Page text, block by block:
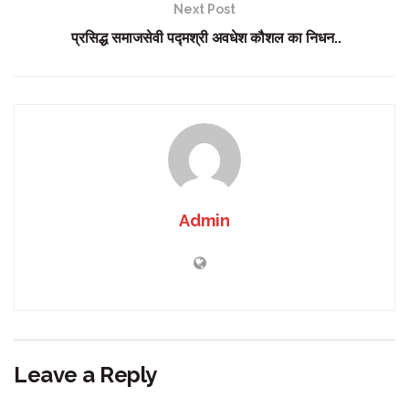
Next Post
प्रसिद्ध समाजसेवी पद्मश्री अवधेश कौशल का निधन..
Admin
Leave a Reply